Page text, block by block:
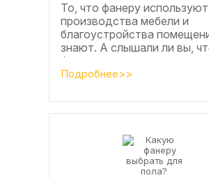
То, что фанеру
производства мебели и
благоустройства
знают. А слышали ли вы,
фанеры делают красивые
ажурные часы?
Подробнее>>